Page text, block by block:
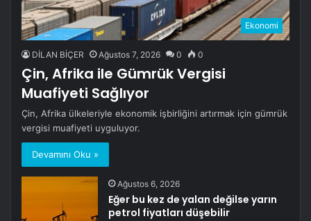
Ekonomi
DİLAN BİÇER Ağustos 7, 2026 0 0
Çin, Afrika ile Gümrük Vergisi
Muafiyeti Sağlıyor
Çin, Afrika ülkeleriyle ekonomik işbirliğini artırmak için gümrük
vergisi muafiyeti uyguluyor.
Devamını Oku »
Ağustos 6, 2026
Eğer bu kez de yalan değilse yarın
petrol fiyatları düşebilir